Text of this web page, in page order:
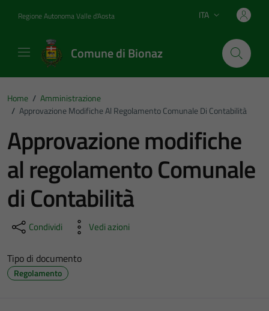
Regione Autonoma Valle d'Aosta Lingua attiva:
ITA
Comune di Bionaz
Home / Amministrazione
/ Approvazione Modifiche Al Regolamento Comunale Di Contabilità
Approvazione modifiche
al regolamento Comunale
di Contabilità
Condividi Vedi azioni
Tipo di documento
Regolamento